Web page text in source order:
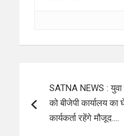
navigation
SATNA NEWS :
को बीजेपी कार्यालय
कार्यकर्ता रहेंगे मौजूद….